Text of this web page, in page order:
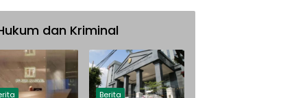
dan Kriminal
Berita